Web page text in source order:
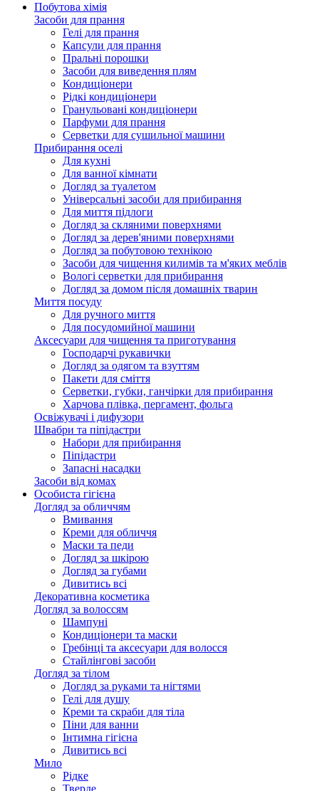
Побутова хімія
Засоби для прання
Гелі для прання
Капсули для прання
Пральні порошки
Засоби для виведення плям
Кондиціонери
Рідкі кондиціонери
Гранульовані кондиціонери
Парфуми для прання
Серветки для сушильної машини
Прибирання оселі
Для кухні
Для ванної кімнати
Догляд за туалетом
Універсальні засоби для прибирання
Для миття підлоги
Догляд за скляними поверхнями
Догляд за дерев'яними поверхнями
Догляд за побутовою технікою
Засоби для чищення килимів та м'яких меблів
Вологі серветки для прибирання
Догляд за домом після домашніх тварин
Миття посуду
Для ручного миття
Для посудомийної машини
Аксесуари для чищення та приготування
Господарчі рукавички
Догляд за одягом та взуттям
Пакети для сміття
Серветки, губки, ганчірки для прибирання
Харчова плівка, пергамент, фольга
Освіжувачі і дифузори
Швабри та піпідастри
Набори для прибирання
Піпідастри
Запасні насадки
Засоби від комах
Особиста гігієна
Догляд за обличчям
Вмивання
Креми для обличчя
Маски та педи
Догляд за шкірою
Догляд за губами
Дивитись всі
Декоративна косметика
Догляд за волоссям
Шампуні
Кондиціонери та маски
Гребінці та аксесуари для волосся
Стайлінгові засоби
Догляд за тілом
Догляд за руками та нігтями
Гелі для душу
Креми та скраби для тіла
Піни для ванни
Інтимна гігієна
Дивитись всі
Мило
Рідке
Тверде